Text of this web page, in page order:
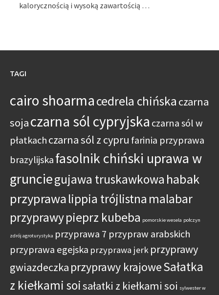
kalorycznością i wysoką zawartością …
TAGI
cairo shoarmacedrela chińska czarna
sojaczarna sól cypryjska czarna sól w
płatkachczarna sól z cypru farinia przyprawa
brazylijskafasolnik chiński uprawa w
grunciegujawa truskawkowa habak
przyprawalippia trójlistna malabar
przyprawypieprz kubeba pomorskie wesela połczyn
zdrój agroturystyka przyprawa 7 przypraw arabskich
przyprawa egejska przyprawa jerk przyprawy
gwiazdeczka przyprawy krajoweSałatka
z kiełkami soisałatki z kiełkami soi sylwester w